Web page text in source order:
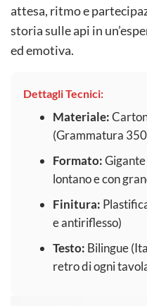
attesa, ritmo e
storia sulle api in
ed emotiva.
Dettagli Tecnici:
Materiale:
(Grammatura 350
Formato:
lontano e con
Finitura:
e antiriflesso)
Testo: Bilingue
retro di ogni